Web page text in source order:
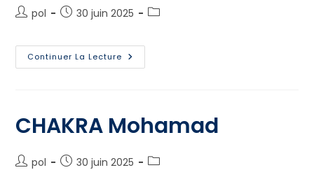
pol 30 juin 2025
Continuer La Lecture
CHAKRA Mohamad
pol 30 juin 2025